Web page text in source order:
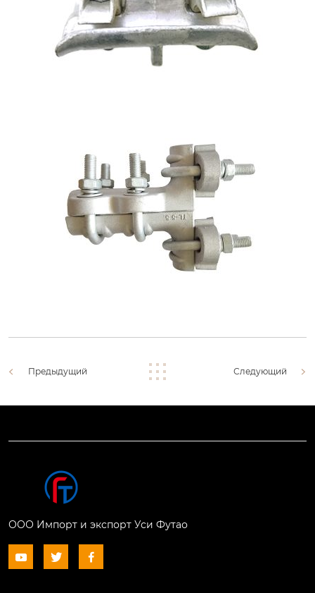
Предыдущий Следующий
ООО Импорт и экспорт Уси Футао
  